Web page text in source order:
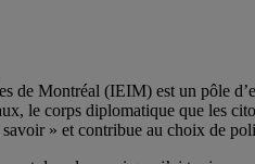
de Montréal (IEIM) est un pôle
le corps diplomatique que les
» et contribue au choix de